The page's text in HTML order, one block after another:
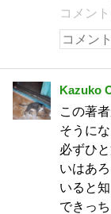
コメン
Kazuko
この著
そうに
必ずひ
いはあ
いると
できっ